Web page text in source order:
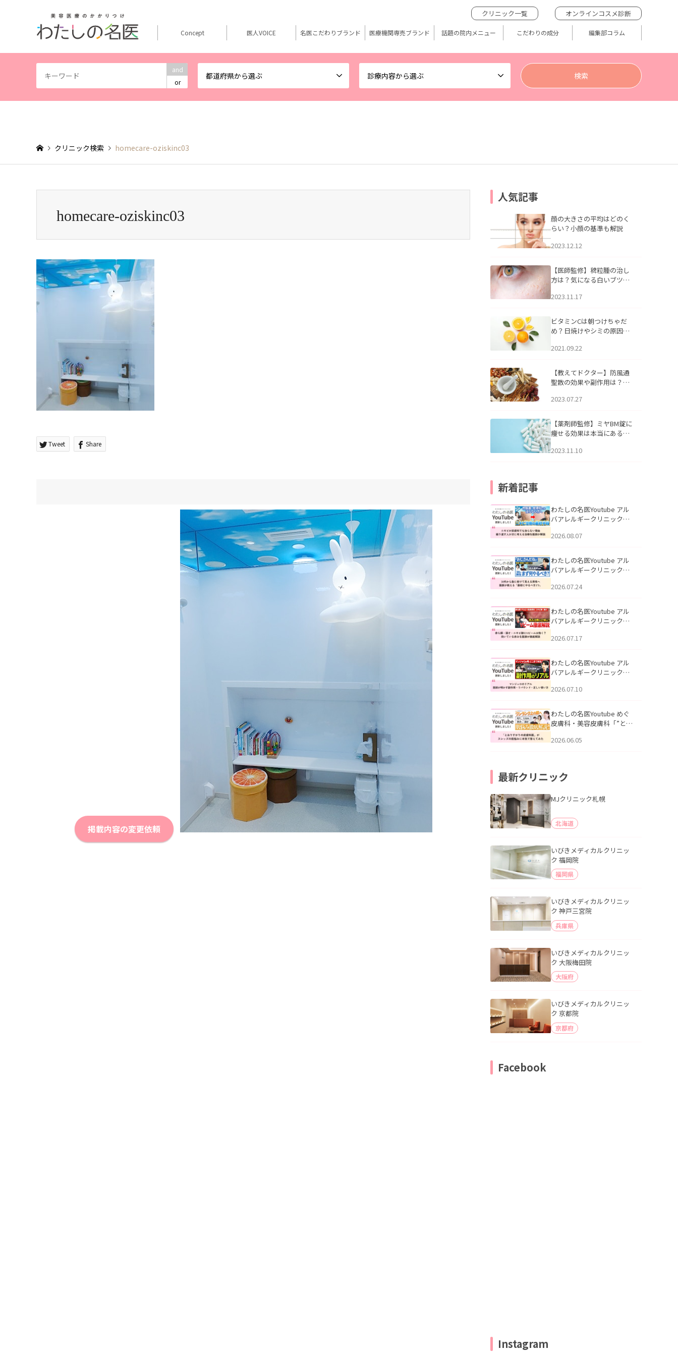
and
or
都道府県から選ぶ 診療内容から選ぶ
クリニック一覧 オンラインコスメ診断
Concept 医人VOICE 名医こだわりブランド 医療機関専売ブランド 話題の院内メニュー こだわりの成分 編集部コラム
クリニック検索 homecare-oziskinc03
homecare-oziskinc03
Tweet Share
掲載内容の変更依頼
人気記事
顔の大きさの平均はどのく
らい？小顔の基準も解説
2023.12.12
【医師監修】稗粒腫の治し
方は？気になる白いブツブ
アについて
2023.11.17
ビタミンCは朝つけちゃだ
め？日焼けやシミの原因に
2021.09.22
【教えてドクター】防風通
聖散の効果や副作用は？長
2023.07.27
【薬剤師監修】ミヤBM錠に
痩せる効果は本当にある
2023.11.10
新着記事
わたしの名医Youtube アル
バアレルギークリニック札
らない理由｜繰り返す人が
説」を公開いたしました。
2026.08.07
わたしの名医Youtube アル
バアレルギークリニック札
える男性へ｜医師が教える
公開いたしました。
2026.07.24
わたしの名医Youtube アル
バアレルギークリニック札
跡にVビームは効く？向いて
説」を公開いたしました。
2026.07.17
わたしの名医Youtube アル
バアレルギークリニック札
医師が明かす副作用・リバ
公開いたしました。
2026.07.10
わたしの名医Youtube めぐ
皮膚科・美容皮膚科「”とお
ッズの肌悩みに本気で答え
2026.06.05
最新クリニック
MJクリニック札幌
北海道
いびきメディカルクリニッ
ク 福岡院
福岡県
いびきメディカルクリニッ
ク 神戸三宮院
兵庫県
いびきメディカルクリニッ
ク 大阪梅田院
大阪府
いびきメディカルクリニッ
ク 京都院
京都府
Facebook
Instagram